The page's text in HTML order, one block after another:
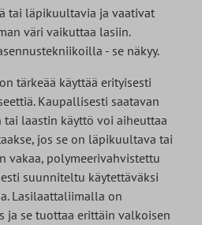
tai läpikuultavia ja vaativat
väri vaikuttaa lasiin.
- se näkyy.
tärkeää käyttää erityisesti
Kaupallisesti saatavan
laastin käyttö voi aiheuttaa
jos se on läpikuultava tai
vakaa, polymeerivahvistettu
suunniteltu käytettäväksi
Lasilaattaliimalla on
ja se tuottaa erittäin valkoisen